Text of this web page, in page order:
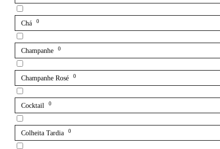
Chá 0
Champanhe 0
Champanhe Rosé 0
Cocktail 0
Colheita Tardia 0